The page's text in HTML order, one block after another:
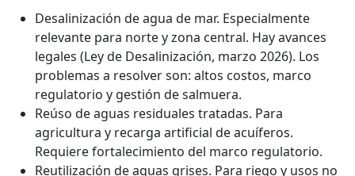
Desalinización de agua de mar. Especialmente
relevante para norte y zona central. Hay avances
legales (Ley de Desalinización, marzo 2026). Los
problemas a resolver son: altos costos, marco
regulatorio y gestión de salmuera.
Reúso de aguas residuales tratadas. Para
agricultura y recarga artificial de acuíferos.
Requiere fortalecimiento del marco regulatorio.
Reutilización de aguas grises. Para riego y usos no